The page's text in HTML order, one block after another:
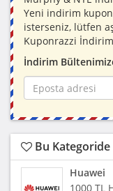
Yeni indirim
isterseniz, lütfen
Kuponrazzi
İndirim
Bu
Huawei
1000 TL